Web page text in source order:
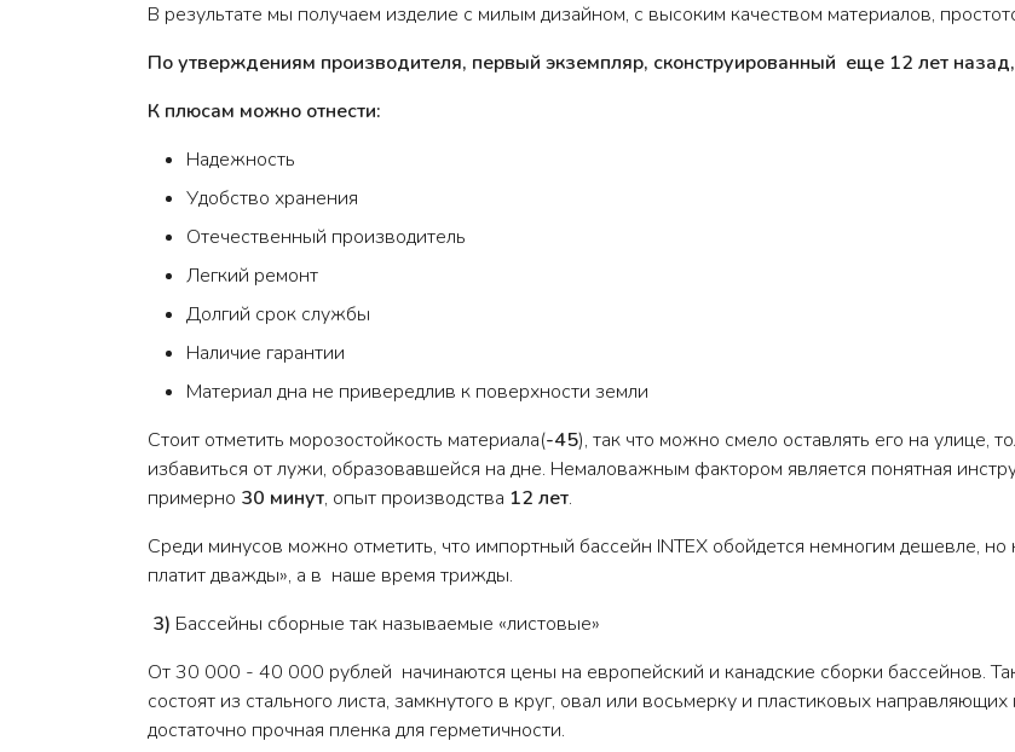
В результате мы получаем изделие с милым дизайном, с высоким качеством материалов,
По утверждениям производителя, первый экземпляр, сконструированный еще 12 лет
К плюсам можно отнести:
Надежность
Удобство хранения
Отечественный производитель
Легкий ремонт
Долгий срок службы
Наличие гарантии
Материал дна не привередлив к поверхности земли
Стоит отметить морозостойкость материала(-45), так что можно смело оставлять его на улице,
избавиться от лужи, образовавшейся на дне. Немаловажным фактором является понятная
примерно 30 минут, опыт производства 12 лет.
Среди минусов можно отметить, что импортный бассейн INTEX обойдется немногим дешевле, но
платит дважды», а в наше время трижды.
3) Бассейны сборные так называемые «листовые»
От 30 000 - 40 000 рублей начинаются цены на европейский и канадские сборки бассейнов.
состоят из стального листа, замкнутого в круг, овал или восьмерку и пластиковых
достаточно прочная пленка для герметичности.